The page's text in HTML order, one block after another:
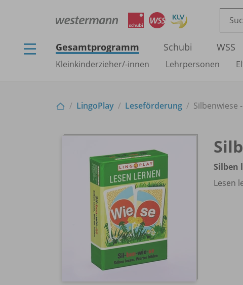
Gesamtprogramm Schubi WSS
Kleinkinderzieher/-innen Lehrpersonen
LingoPlay Leseförderung Silbenwiese
Silben
Lesen